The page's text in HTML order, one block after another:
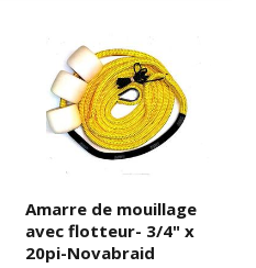
Amarre de mouillage
avec flotteur- 3/4" x
20pi-Novabraid